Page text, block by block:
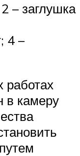
– заглушка
4 –
работах
в камеру